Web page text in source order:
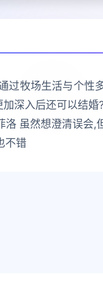
牧场生活与个性
深入后还可以结婚
虽然想澄清误会,
不错